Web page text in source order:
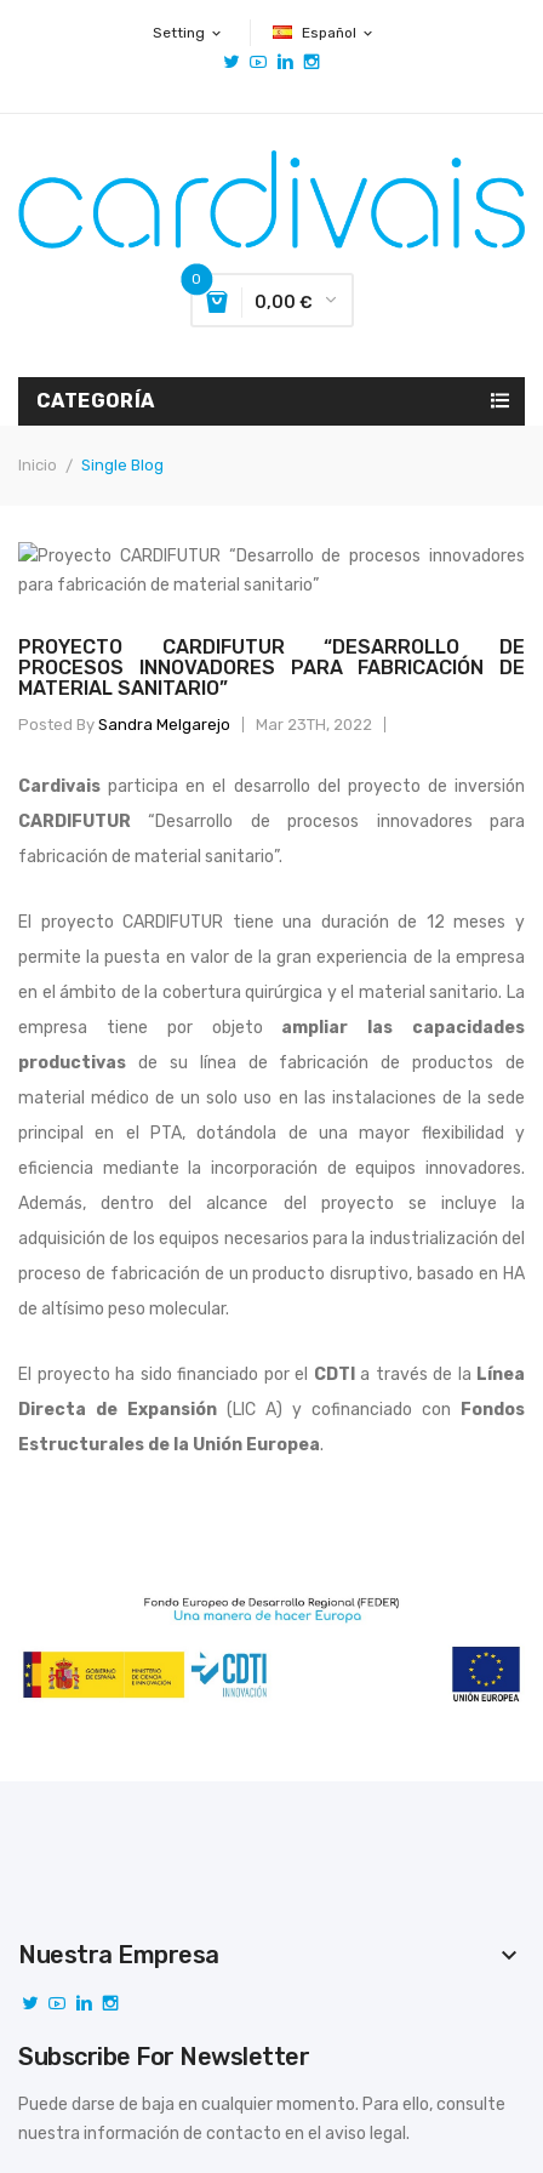
Setting expand_more Español expand_more
0
0,00 €
CATEGORÍA
Inicio Single Blog
PROYECTO CARDIFUTUR “DESARROLLO DE
PROCESOS INNOVADORES PARA FABRICACIÓN DE
MATERIAL SANITARIO”
Posted By Sandra Melgarejo Mar 23TH, 2022
Cardivais participa en el desarrollo del proyecto de inversión
CARDIFUTUR “Desarrollo de procesos innovadores para
fabricación de material sanitario”.
El proyecto CARDIFUTUR tiene una duración de 12 meses y
permite la puesta en valor de la gran experiencia de la empresa
en el ámbito de la cobertura quirúrgica y el material sanitario. La
empresa tiene por objeto ampliar las capacidades
productivas de su línea de fabricación de productos de
material médico de un solo uso en las instalaciones de la sede
principal en el PTA, dotándola de una mayor flexibilidad y
eficiencia mediante la incorporación de equipos innovadores.
Además, dentro del alcance del proyecto se incluye la
adquisición de los equipos necesarios para la industrialización del
proceso de fabricación de un producto disruptivo, basado en HA
de altísimo peso molecular.
El proyecto ha sido financiado por el CDTI a través de la Línea
Directa de Expansión (LIC A) y cofinanciado con
Fondos
Estructurales de la Unión Europea.
Nuestra Empresa keyboard_arrow_down
Subscribe For Newsletter
Puede darse de baja en cualquier momento. Para ello, consulte
nuestra información de contacto en el aviso legal.